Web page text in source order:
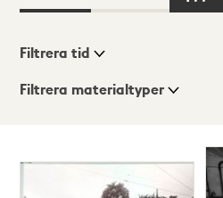
Visningsläge
Lista
Karta
Filtrera tid
Filtrera materialtyper